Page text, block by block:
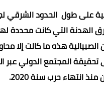
على طول الحدود الشرقي
التي كانت محددة
هذه ما كانت إلا
المجتمع الدولي عبر
منذ انتهاء حرب سنة 2020.